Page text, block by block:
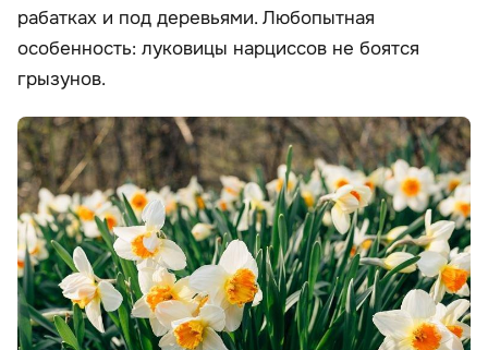
рабатках и под деревьями. Любопытная
особенность: луковицы нарциссов не боятся
грызунов.